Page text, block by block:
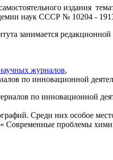
издания
наук СССР № 10204 - 1913
занимается
журналов,
по инновационной
по инновационной
Среди них особое
« Современные проблемы